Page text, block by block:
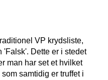
VP krydsliste,
'Falsk'. Dette er i stedet
man har set et hvilket
samtidig er truffet i